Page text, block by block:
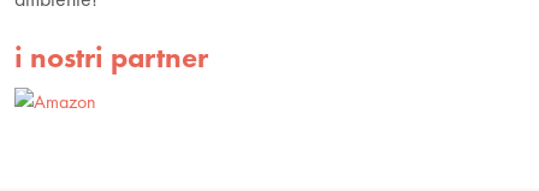
i nostri partner